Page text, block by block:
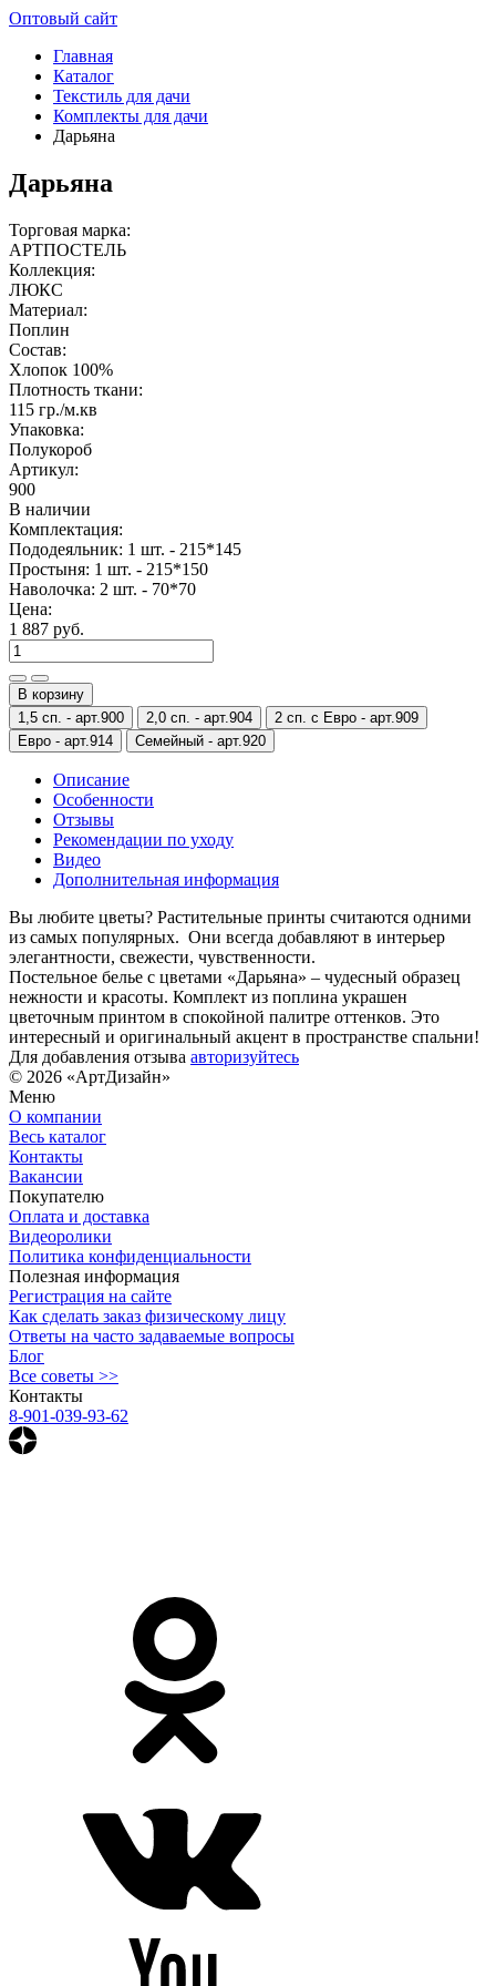
Оптовый сайт
Главная
Каталог
Текстиль для дачи
Комплекты для дачи
Дарьяна
Дарьяна
Торговая марка:
АРТПОСТЕЛЬ
Коллекция:
ЛЮКС
Материал:
Поплин
Состав:
Хлопок 100%
Плотность ткани:
115 гр./м.кв
Упаковка:
Полукороб
Артикул:
900
В наличии
Комплектация:
Пододеяльник: 1 шт. - 215*145
Простыня: 1 шт. - 215*150
Наволочка: 2 шт. - 70*70
Цена:
1 887 руб.
В корзину
1,5 сп. - арт.900 2,0 сп. - арт.904 2 сп. с Евро - арт.909
Евро - арт.914 Семейный - арт.920
Описание
Особенности
Отзывы
Рекомендации по уходу
Видео
Дополнительная информация
Вы любите цветы? Растительные принты считаются одними
из самых популярных. Они всегда добавляют в интерьер
элегантности, свежести, чувственности.
Постельное белье с цветами «Дарьяна» – чудесный образец
нежности и красоты. Комплект из поплина украшен
цветочным принтом в спокойной палитре оттенков. Это
интересный и оригинальный акцент в пространстве спальни!
Для добавления отзыва авторизуйтесь
© 2026 «АртДизайн»
Меню
О компании
Весь каталог
Контакты
Вакансии
Покупателю
Оплата и доставка
Видеоролики
Политика конфиденциальности
Полезная информация
Регистрация на сайте
Как сделать заказ физическому лицу
Ответы на часто задаваемые вопросы
Блог
Все советы >>
Контакты
8-901-039-93-62